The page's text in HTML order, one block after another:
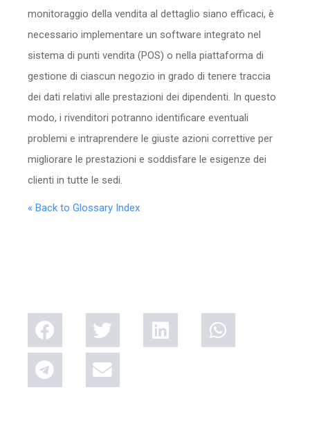
monitoraggio della vendita al dettaglio siano efficaci, è
necessario implementare un software integrato nel
sistema di punti vendita (POS) o nella piattaforma di
gestione di ciascun negozio in grado di tenere traccia
dei dati relativi alle prestazioni dei dipendenti. In questo
modo, i rivenditori potranno identificare eventuali
problemi e intraprendere le giuste azioni correttive per
migliorare le prestazioni e soddisfare le esigenze dei
clienti in tutte le sedi.
« Back to Glossary Index